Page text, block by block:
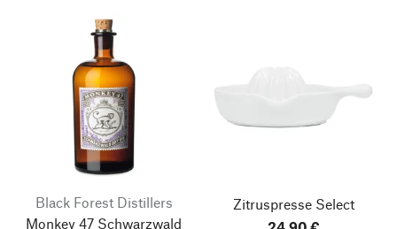
Black Forest Distillers
Monkey 47 Schwarzwald
Zitruspresse Select